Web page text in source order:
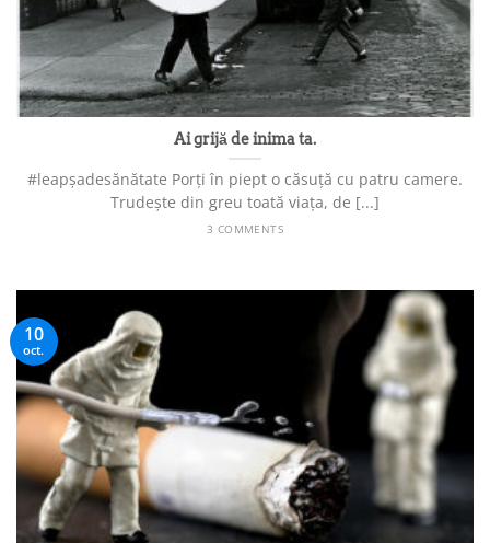
Ai grijă de inima ta.
#leapșadesănătate Porți în piept o căsuță cu patru camere.
Trudește din greu toată viața, de [...]
3 COMMENTS
10
oct.